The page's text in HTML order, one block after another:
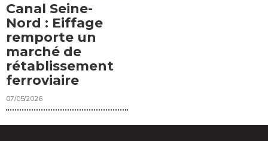
Canal Seine-
Nord : Eiffage
remporte un
marché de
rétablissement
ferroviaire
07/05/2026